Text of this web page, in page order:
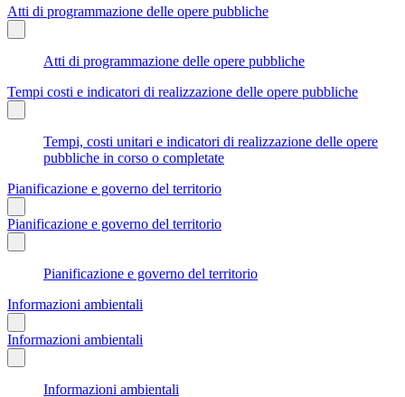
Atti di programmazione delle opere pubbliche
Atti di programmazione delle opere pubbliche
Tempi costi e indicatori di realizzazione delle opere pubbliche
Tempi, costi unitari e indicatori di realizzazione delle opere
pubbliche in corso o completate
Pianificazione e governo del territorio
Pianificazione e governo del territorio
Pianificazione e governo del territorio
Informazioni ambientali
Informazioni ambientali
Informazioni ambientali